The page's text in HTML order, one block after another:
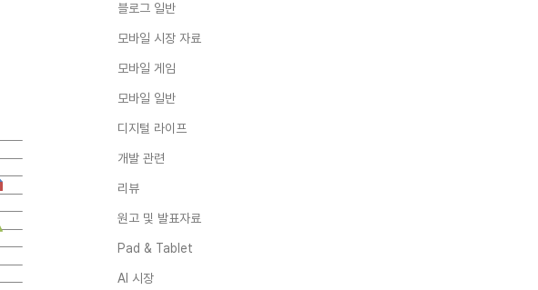
블로그 일반
모바일 시장 자료
모바일 게임
모바일 일반
디지털 라이프
개발 관련
리뷰
원고 및 발표자료
Pad & Tablet
AI 시장